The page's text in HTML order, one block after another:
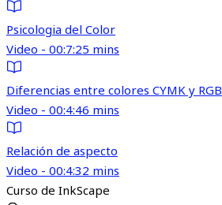
Psicologia del Color
Video - 00:7:25 mins
Diferencias entre colores CYMK y RGB
Video - 00:4:46 mins
Relación de aspecto
Video - 00:4:32 mins
Curso de InkScape